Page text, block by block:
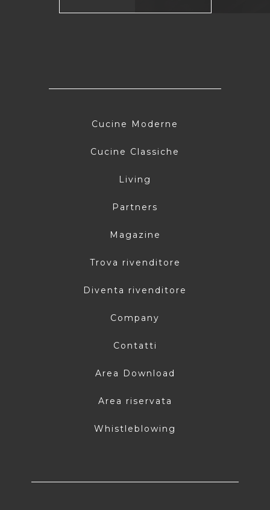
Cucine Moderne
Cucine Classiche
Living
Partners
Magazine
Trova rivenditore
Diventa rivenditore
Company
Contatti
Area Download
Area riservata
Whistleblowing